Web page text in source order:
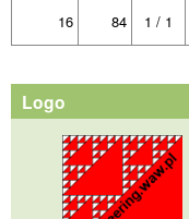
16
84 1 / 1
Logo